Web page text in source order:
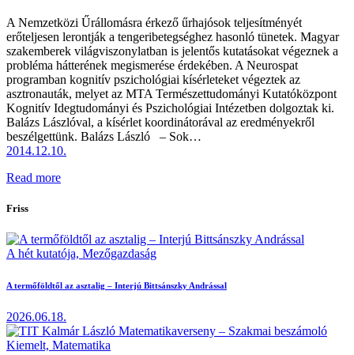
A Nemzetközi Űrállomásra érkező űrhajósok teljesítményét
erőteljesen lerontják a tengeribetegséghez hasonló tünetek. Magyar
szakemberek világviszonylatban is jelentős kutatásokat végeznek a
probléma hátterének megismerése érdekében. A Neurospat
programban kognitív pszichológiai kísérleteket végeztek az
asztronauták, melyet az MTA Természettudományi Kutatóközpont
Kognitív Idegtudományi és Pszichológiai Intézetben dolgoztak ki.
Balázs Lászlóval, a kísérlet koordinátorával az eredményekről
beszélgettünk. Balázs László – Sok…
2014.12.10.
Read more
Friss
A hét kutatója, Mezőgazdaság
A termőföldtől az asztalig – Interjú Bittsánszky Andrással
2026.06.18.
Kiemelt, Matematika